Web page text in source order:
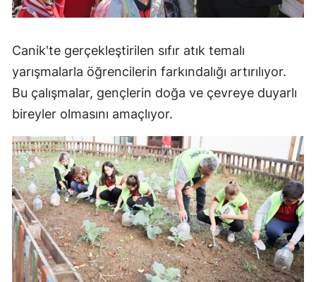
Canik'te gerçekleştirilen sıfır atık temalı
yarışmalarla öğrencilerin farkındalığı artırılıyor.
Bu çalışmalar, gençlerin doğa ve çevreye duyarlı
bireyler olmasını amaçlıyor.